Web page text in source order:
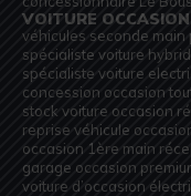
VOITURE
véhicules seconde
spécialiste voiture
spécialiste voiture
concession occasion
stock voiture occasion
reprise véhicule
occasion 1ère main
garage occasion
voiture d’occasion